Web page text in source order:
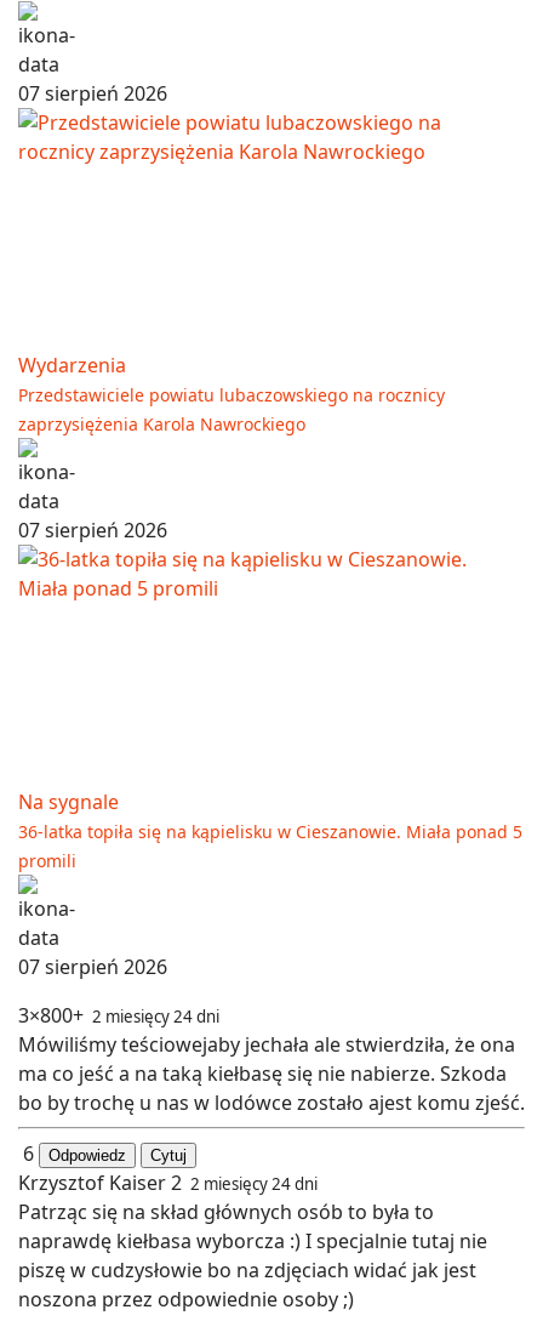
07 sierpień 2026
Wydarzenia
Przedstawiciele powiatu lubaczowskiego na rocznicy
zaprzysiężenia Karola Nawrockiego
07 sierpień 2026
Na sygnale
36-latka topiła się na kąpielisku w Cieszanowie. Miała ponad 5
promili
07 sierpień 2026
3×800+ 2 miesięcy 24 dni
Mówiliśmy teściowejaby jechała ale stwierdziła, że ona
ma co jeść a na taką kiełbasę się nie nabierze. Szkoda
bo by trochę u nas w lodówce zostało ajest komu zjeść.
6
Odpowiedz Cytuj
Krzysztof Kaiser 2 2 miesięcy 24 dni
Patrząc się na skład głównych osób to była to
naprawdę kiełbasa wyborcza :) I specjalnie tutaj nie
piszę w cudzysłowie bo na zdjęciach widać jak jest
noszona przez odpowiednie osoby ;)